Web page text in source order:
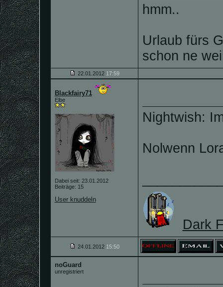
hmm..
Urlaub fürs
schon ne
22.01.2012 17:59
Blackfairy71
Elbe
Dabei seit: 23.01.2012
Beiträge: 15
User knuddeln
Nightwish:
Nolwenn
Dark
24.01.2012 15:50
noGuard
unregistriert